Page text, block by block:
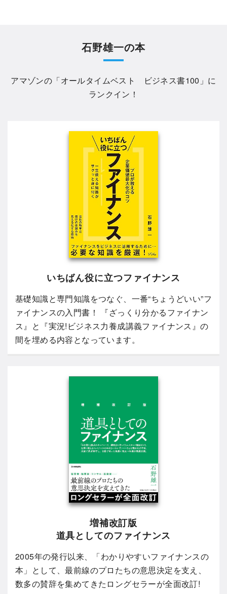
石野雄一の本
アマゾンの「オールタイムベスト ビジネス書100 」に
ランクイン！
いちばん役に立つファイナンス
基礎知識と専門知識をつなぐ、一番“ちょうどいい”フ
ァイナンスの入門書！ 『ざっくり分かるファイナン
ス』と『実況!ビジネス力養成講義ファイナンス』の
間を埋める内容となっています。
増補改訂版
道具としてのファイナンス
2005年の発行以来、「わかりやすいファイナンスの
本」として、最前線のプロたちの意思決定を支え、
数多の賛辞を集めてきたロングセラーが全面改訂!